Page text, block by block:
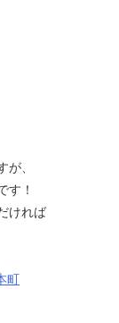
、
す！
ければ
町